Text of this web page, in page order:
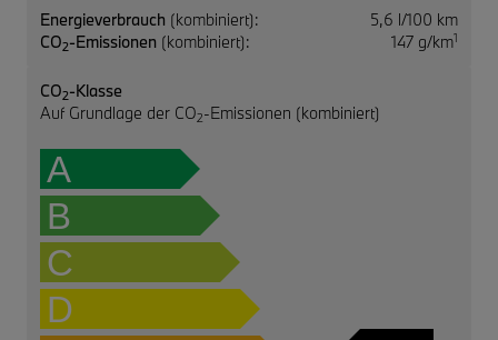
Energieverbrauch (kombiniert):
5,6 l/100 km
CO2-Emissionen (kombiniert): 147 g/km1
CO2-Klasse
Auf Grundlage der CO2-Emissionen (kombiniert)
A
B
C
D